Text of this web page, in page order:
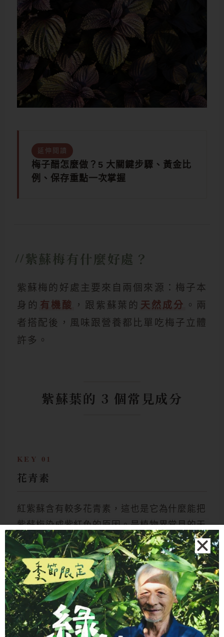
延伸閱讀
梅子醋怎麼做？5 大關鍵步驟、黃金比
例、保存重點一次掌握
紫蘇梅有什麼好處？
紫蘇梅的好處主要來自兩個來源：梅子本
身的 有機酸 ，跟紫蘇葉的 天然成分 。兩
者搭配後，風味跟營養都比單吃梅子立體
許多。
紫蘇葉的 3 個常見成分
KEY 01
花青素
紅紫蘇含有較多花青素，這也是它為什麼能把
紫蘇梅染成紫紅色的原因。是植物界常見的天
然色素之一。
KEY 02
迷迭香酸